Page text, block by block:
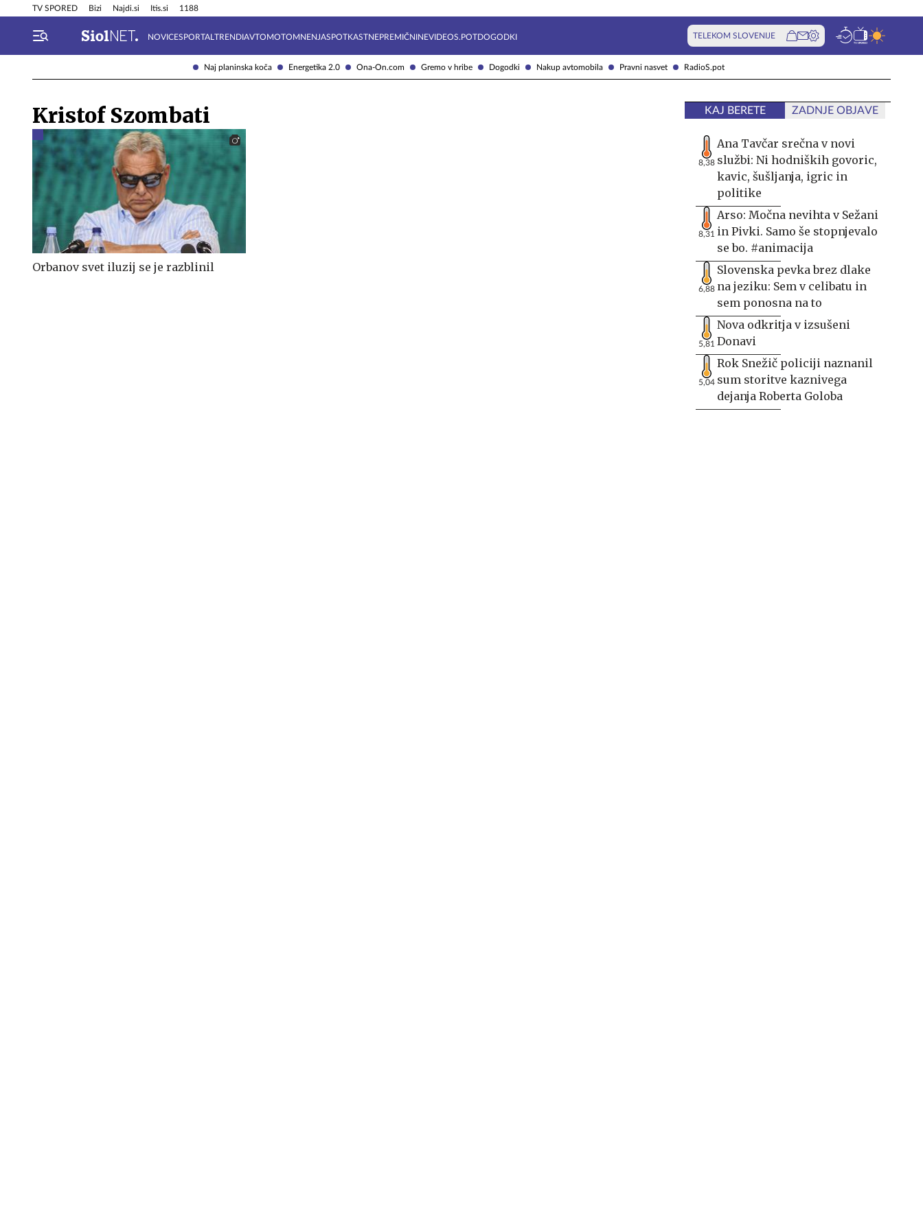
Naj planinska koča Energetika 2.0 Ona-On.com Gremo v hribe Dogodki Nakup avtomobila Pravni nasvet RadioS.pot
TV SPORED Bizi Najdi.si Itis.si 1188
NOVICESPORTAL TRENDIAVTOMOTOMNENJASPOTKASTNEPREMIČNINEVIDEOS.POTDOGODKI TELEKOM SLOVENIJE
Info in obvestila Tehnik
Kristof Szombati
Orbanov svet iluzij se je razblinil
KAJ BERETE ZADNJE OBJAVE
8,38
Ana Tavčar srečna v novi
službi: Ni hodniških govoric,
kavic, šušljanja, igric in
politike
8,31
Arso: Močna nevihta v Sežani
in Pivki. Samo še stopnjevalo
se bo. #animacija
6,88
Slovenska pevka brez dlake
na jeziku: Sem v celibatu in
sem ponosna na to
5,81
Nova odkritja v izsušeni
Donavi
5,04
Rok Snežič policiji naznanil
sum storitve kaznivega
dejanja Roberta Goloba